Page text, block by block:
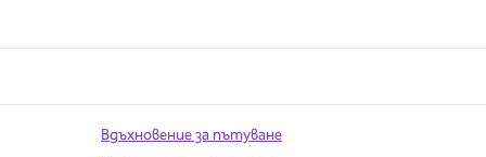
Вдъхновение за пътуване